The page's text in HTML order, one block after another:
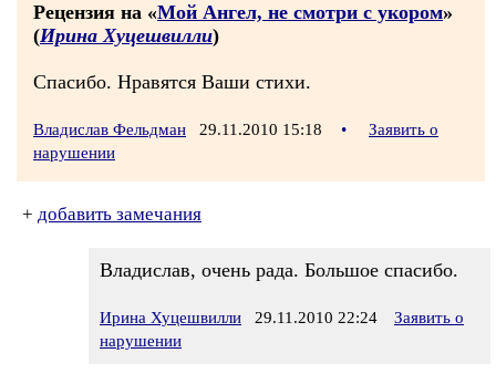
Рецензия на «Мой Ангел, не смотри с укором»
(Ирина Хуцешвилли)
Спасибо. Нравятся Ваши стихи.
Владислав Фельдман 29.11.2010 15:18 •
Заявить о
нарушении
+ добавить замечания
Владислав, очень рада. Большое спасибо.
Ирина Хуцешвилли 29.11.2010 22:24
Заявить о
нарушении